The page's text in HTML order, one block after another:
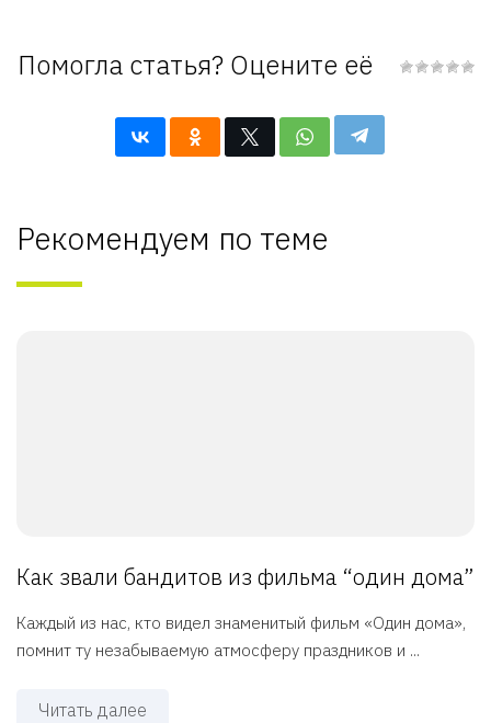
Помогла статья? Оцените её
Рекомендуем по теме
Как звали бандитов из фильма “один дома”
Каждый из нас, кто видел знаменитый фильм «Один дома»,
помнит ту незабываемую атмосферу праздников и ...
Читать далее